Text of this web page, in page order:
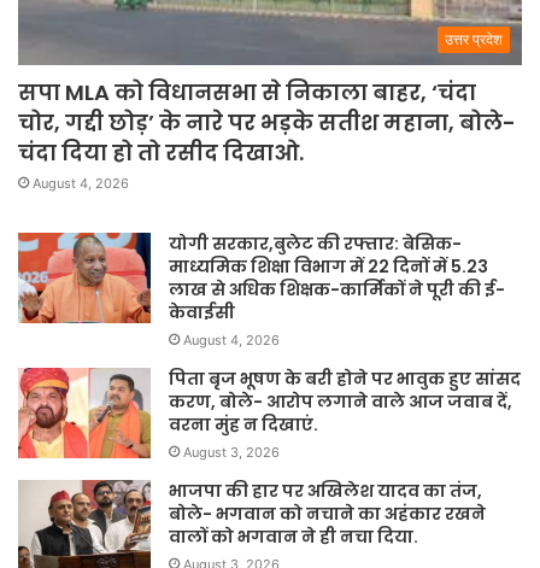
उत्तर प्रदेश
सपा MLA को विधानसभा से निकाला बाहर, ‘चंदा
चोर, गद्दी छोड़’ के नारे पर भड़के सतीश महाना, बोले-
चंदा दिया हो तो रसीद दिखाओ.
August 4, 2026
योगी सरकार,बुलेट की रफ्तार: बेसिक-
माध्यमिक शिक्षा विभाग में 22 दिनों में 5.23
लाख से अधिक शिक्षक-कार्मिकों ने पूरी की ई-
केवाईसी
August 4, 2026
पिता बृज भूषण के बरी होने पर भावुक हुए सांसद
करण, बोले- आरोप लगाने वाले आज जवाब दें,
वरना मुंह न दिखाएं.
August 3, 2026
भाजपा की हार पर अखिलेश यादव का तंज,
बोले- भगवान को नचाने का अहंकार रखने
वालों को भगवान ने ही नचा दिया.